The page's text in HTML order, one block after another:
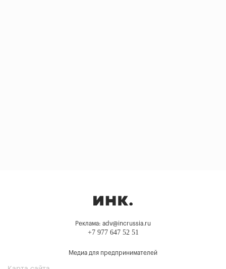
Реклама: adv@incrussia.ru
+7 977 647 52 51
Медиа для предпринимателей